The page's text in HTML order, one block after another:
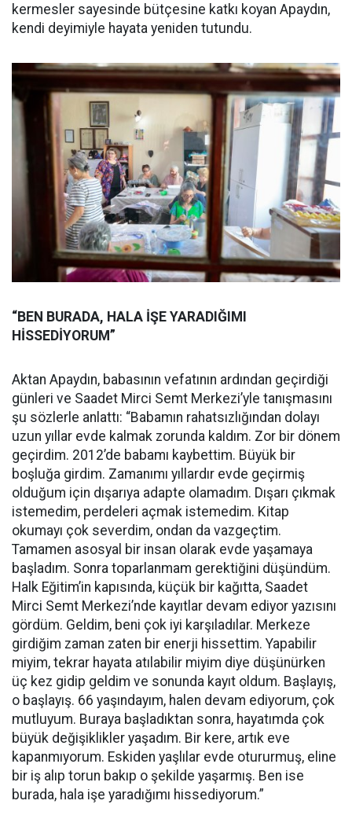
kermesler sayesinde bütçesine katkı koyan Apaydın,
kendi deyimiyle hayata yeniden tutundu.
“BEN BURADA, HALA İŞE YARADIĞIMI
HİSSEDİYORUM”
Aktan Apaydın, babasının vefatının ardından geçirdiği
günleri ve Saadet Mirci Semt Merkezi’yle tanışmasını
şu sözlerle anlattı: “Babamın rahatsızlığından dolayı
uzun yıllar evde kalmak zorunda kaldım. Zor bir dönem
geçirdim. 2012’de babamı kaybettim. Büyük bir
boşluğa girdim. Zamanımı yıllardır evde geçirmiş
olduğum için dışarıya adapte olamadım. Dışarı çıkmak
istemedim, perdeleri açmak istemedim. Kitap
okumayı çok severdim, ondan da vazgeçtim.
Tamamen asosyal bir insan olarak evde yaşamaya
başladım. Sonra toparlanmam gerektiğini düşündüm.
Halk Eğitim’in kapısında, küçük bir kağıtta, Saadet
Mirci Semt Merkezi’nde kayıtlar devam ediyor yazısını
gördüm. Geldim, beni çok iyi karşıladılar. Merkeze
girdiğim zaman zaten bir enerji hissettim. Yapabilir
miyim, tekrar hayata atılabilir miyim diye düşünürken
üç kez gidip geldim ve sonunda kayıt oldum. Başlayış,
o başlayış. 66 yaşındayım, halen devam ediyorum, çok
mutluyum. Buraya başladıktan sonra, hayatımda çok
büyük değişiklikler yaşadım. Bir kere, artık eve
kapanmıyorum. Eskiden yaşlılar evde otururmuş, eline
bir iş alıp torun bakıp o şekilde yaşarmış. Ben ise
burada, hala işe yaradığımı hissediyorum.”